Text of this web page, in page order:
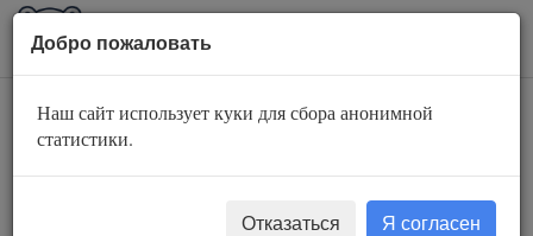
AuBook.org
Кинк. Право на
удовольствие
Добро пожаловать
Наш сайт использует куки для сбора анонимной
статистики.
Отказаться Я согласен